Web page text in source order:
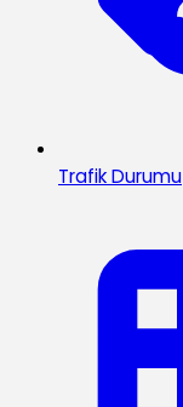
Trafik Durumu